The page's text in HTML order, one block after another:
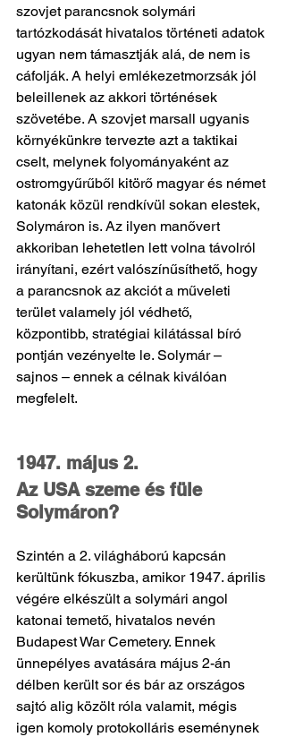
szovjet parancsnok solymári
tartózkodását hivatalos történeti adatok
ugyan nem támasztják alá, de nem is
cáfolják. A helyi emlékezetmorzsák jól
beleillenek az akkori történések
szövetébe. A szovjet marsall ugyanis
környékünkre tervezte azt a taktikai
cselt, melynek folyományaként az
ostromgyűrűből kitörő magyar és német
katonák közül rendkívül sokan elestek,
Solymáron is. Az ilyen manővert
akkoriban lehetetlen lett volna távolról
irányítani, ezért valószínűsíthető, hogy
a parancsnok az akciót a műveleti
terület valamely jól védhető,
központibb, stratégiai kilátással bíró
pontján vezényelte le. Solymár –
sajnos – ennek a célnak kiválóan
megfelelt.
1947. május 2.
Az USA szeme és füle
Solymáron?
Szintén a 2. világháború kapcsán
kerültünk fókuszba, amikor 1947. április
végére elkészült a solymári angol
katonai temető, hivatalos nevén
Budapest War Cemetery. Ennek
ünnepélyes avatására május 2-án
délben került sor és bár az országos
sajtó alig közölt róla valamit, mégis
igen komoly protokolláris eseménynek